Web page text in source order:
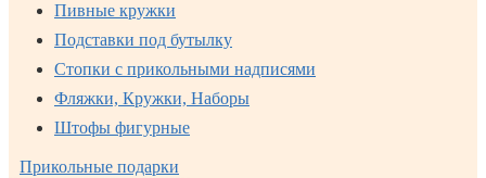
Пивные кружки
Подставки под бутылку
Стопки с прикольными надписями
Фляжки, Кружки, Наборы
Штофы фигурные
Прикольные подарки